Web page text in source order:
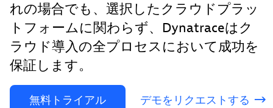
れの場合でも、選択したクラウドプラッ
トフォームに関わらず、Dynatraceはク
ラウド導入の全プロセスにおいて成功を
保証します。
無料トライアル デモをリクエストする